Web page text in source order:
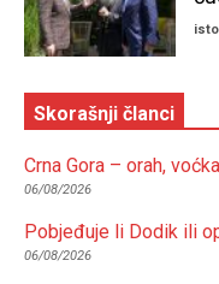
Skorašnji članci
Crna Gora – orah,
06/08/2026
Pobjeđuje li Dodik ili
06/08/2026